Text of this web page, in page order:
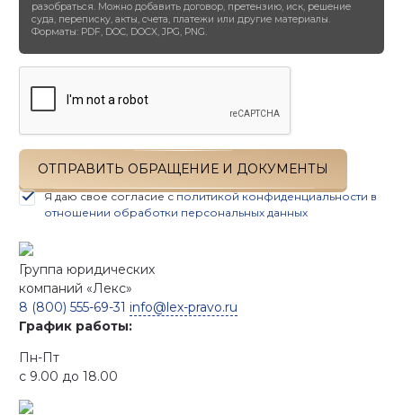
разобраться. Можно добавить договор, претензию, иск, решение
суда, переписку, акты, счета, платежи или другие материалы.
Форматы: PDF, DOC, DOCX, JPG, PNG.
ОТПРАВИТЬ ОБРАЩЕНИЕ И ДОКУМЕНТЫ
Я даю свое согласие сполитикой конфиденциальности в
отношении обработки персональных данных
Группа юридических
компаний «Лекс»
8 (800) 555-69-31 info@lex-pravo.ru
График работы:
Пн-Пт
с 9.00 до 18.00